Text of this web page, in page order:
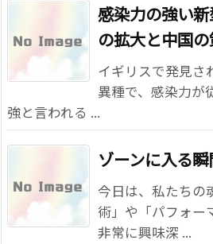
感染力の強い
の拡大と中国
イギリスで発見さ
異種で、感染力が
強と言われる ...
ゾーンに入る
今日は、私たちの
術」や「パフォー
非常に興味深 ...